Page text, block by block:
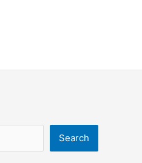
Search